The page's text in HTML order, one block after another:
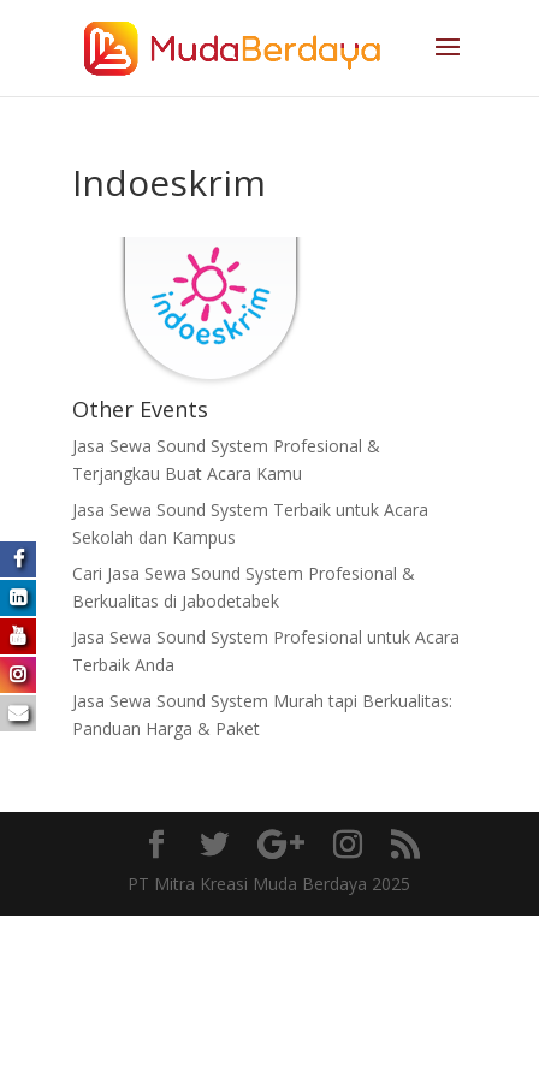
Indoeskrim
Other Events
Jasa Sewa Sound System Profesional &
Terjangkau Buat Acara Kamu
Jasa Sewa Sound System Terbaik untuk Acara
Sekolah dan Kampus
Cari Jasa Sewa Sound System Profesional &
Berkualitas di Jabodetabek
Jasa Sewa Sound System Profesional untuk Acara
Terbaik Anda
Jasa Sewa Sound System Murah tapi Berkualitas:
Panduan Harga & Paket
PT Mitra Kreasi Muda Berdaya 2025